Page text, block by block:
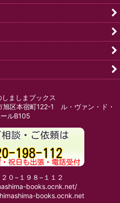
ましまブックス
区本宿町122-1 ル・ヴァン・ド・
ルB105
０−１９８−１１２
books.ocnk.net/
books.ocnk.net